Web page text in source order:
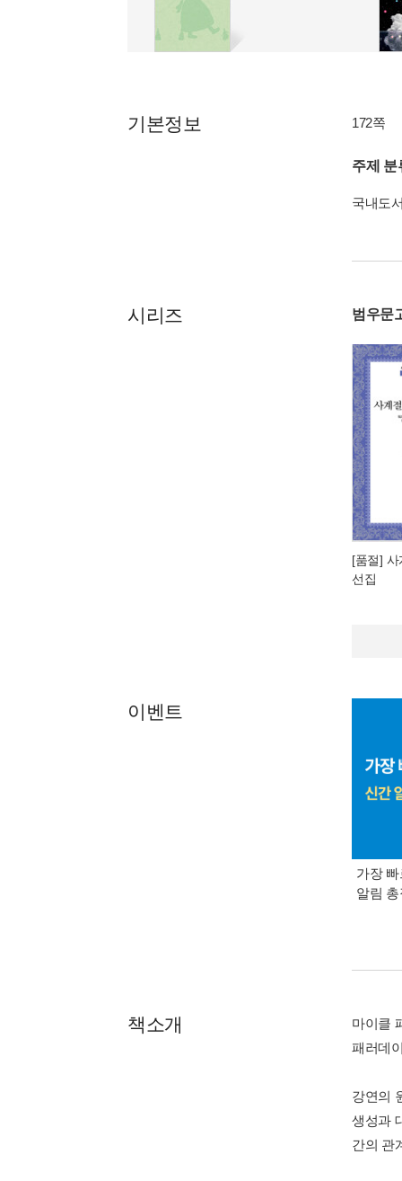
기본정보 172쪽
주제 분
국내도
시리즈 범우문
[품절]
선집
이벤트
가장
알림
책소개
마이클
패러데
강연의
생성과
간의 관